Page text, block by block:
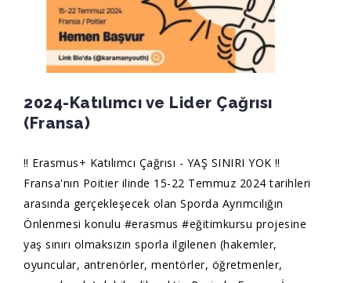
2024-Katılımcı ve Lider Çağrısı
(Fransa)
‼️ Erasmus+ Katılımcı Çağrısı - YAŞ SINIRI YOK ‼️
Fransa'nın Poitier ilinde 15-22 Temmuz 2024 tarihleri
arasında gerçekleşecek olan Sporda Ayrımcılığın
Önlenmesi konulu #erasmus #eğitimkursu projesine
yaş sınırı olmaksızın sporla ilgilenen (hakemler,
oyuncular, antrenörler, mentörler, öğretmenler,